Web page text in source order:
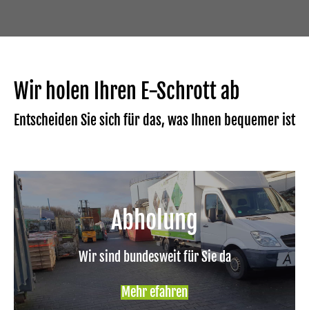
Wir holen Ihren E-Schrott ab
Entscheiden Sie sich für das, was Ihnen bequemer ist
Abholung
Wir sind bundesweit für Sie da
Mehr efahren